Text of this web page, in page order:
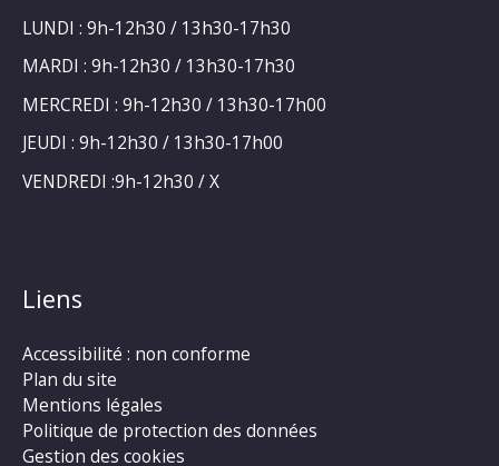
LUNDI : 9h-12h30 / 13h30-17h30
MARDI : 9h-12h30 / 13h30-17h30
MERCREDI : 9h-12h30 / 13h30-17h00
JEUDI : 9h-12h30 / 13h30-17h00
VENDREDI :9h-12h30 / X
Liens
Accessibilité : non conforme
Plan du site
Mentions légales
Politique de protection des données
Gestion des cookies